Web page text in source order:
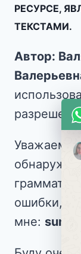
РЕСУРСЕ,
ТЕКСТАМИ.
Автор:
ошибки,
мне: